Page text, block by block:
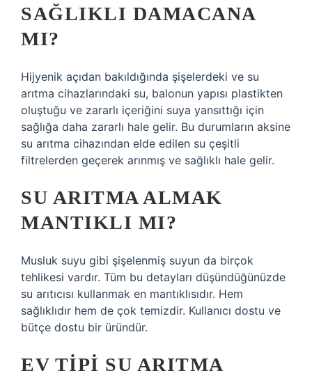
SAĞLIKLI DAMACANA
MI?
Hijyenik açıdan bakıldığında şişelerdeki ve su
arıtma cihazlarındaki su, balonun yapısı plastikten
oluştuğu ve zararlı içeriğini suya yansıttığı için
sağlığa daha zararlı hale gelir. Bu durumların aksine
su arıtma cihazından elde edilen su çeşitli
filtrelerden geçerek arınmış ve sağlıklı hale gelir.
SU ARITMA ALMAK
MANTIKLI MI?
Musluk suyu gibi şişelenmiş suyun da birçok
tehlikesi vardır. Tüm bu detayları düşündüğünüzde
su arıtıcısı kullanmak en mantıklısıdır. Hem
sağlıklıdır hem de çok temizdir. Kullanıcı dostu ve
bütçe dostu bir üründür.
EV TIPI SU ARITMA